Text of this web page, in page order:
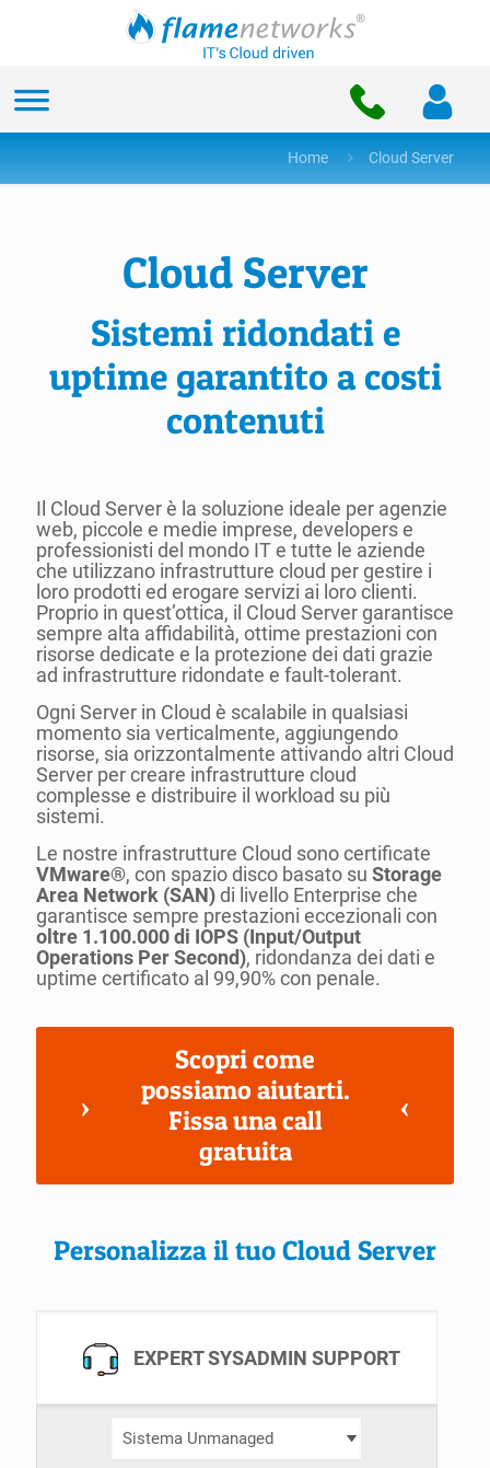
Home Cloud Server
Cloud Server
Sistemi ridondati e
uptime garantito a costi
contenuti
Il Cloud Server è la soluzione ideale per agenzie
web, piccole e medie imprese, developers e
professionisti del mondo IT e tutte le aziende
che utilizzano infrastrutture cloud per gestire i
loro prodotti ed erogare servizi ai loro clienti.
Proprio in quest’ottica, il Cloud Server garantisce
sempre alta affidabilità, ottime prestazioni con
risorse dedicate e la protezione dei dati grazie
ad infrastrutture ridondate e fault-tolerant.
Ogni Server in Cloud è scalabile in qualsiasi
momento sia verticalmente, aggiungendo
risorse, sia orizzontalmente attivando altri Cloud
Server per creare infrastrutture cloud
complesse e distribuire il workload su più
sistemi.
Le nostre infrastrutture Cloud sono certificate
VMware®, con spazio disco basato su Storage
Area Network (SAN)di livello Enterprise che
garantisce sempre prestazioni eccezionali con
oltre 1.100.000 di IOPS (Input/Output
Operations Per Second), ridondanza dei dati e
uptime certificato al 99,90% con penale.
Scopri come
possiamo aiutarti.
Fissa una call
gratuita
Personalizza il tuo Cloud Server
EXPERT SYSADMIN SUPPORT